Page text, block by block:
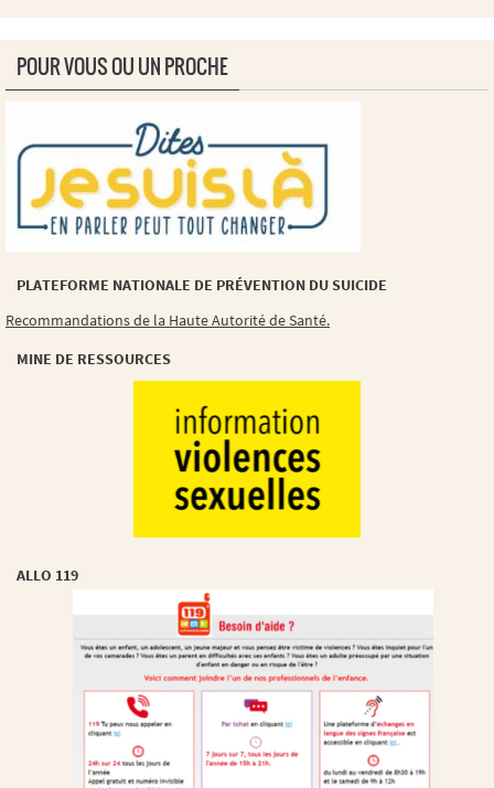
POUR VOUS OU UN PROCHE
PLATEFORME NATIONALE DE PRÉVENTION DU SUICIDE
Recommandations de la Haute Autorité de Santé.
MINE DE RESSOURCES
ALLO 119